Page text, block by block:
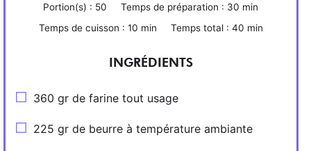
Portion(s) : 50 Temps de préparation : 30 min
Temps de cuisson : 10 min Temps total : 40 min
INGRÉDIENTS
360 gr de farine tout usage
225 gr de beurre à température ambiante